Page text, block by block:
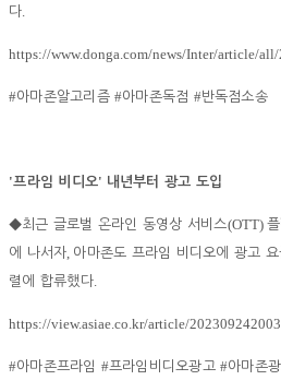
다.
https://www.donga.com/news/Inter/article/
#아마존알고리즘#아마존독점 #반독점소송
'프라임 비디오' 내년부터 광고 도입
◆최근 글로벌 온라인 동영상 서비스(OTT)
에 나서자, 아마존도 프라임 비디오에 광고
렬에 합류했다.
https://view.asiae.co.kr/article/
#아마존프라임 #프라임비디오광고#아마존